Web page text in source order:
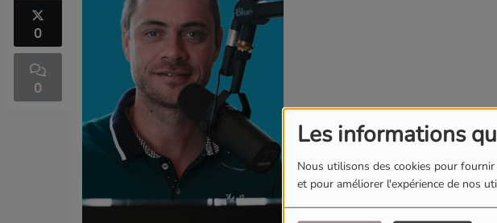
Les informations
Nous utilisons des cookies pour
et pour améliorer l'expérience de nos
0
0